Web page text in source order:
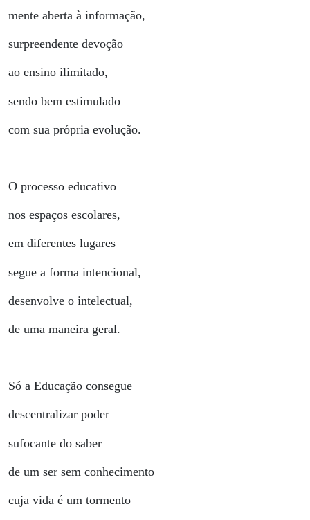
mente aberta à informação,
surpreendente devoção
ao ensino ilimitado,
sendo bem estimulado
com sua própria evolução.
O processo educativo
nos espaços escolares,
em diferentes lugares
segue a forma intencional,
desenvolve o intelectual,
de uma maneira geral.
Só a Educação consegue
descentralizar poder
sufocante do saber
de um ser sem conhecimento
cuja vida é um tormento